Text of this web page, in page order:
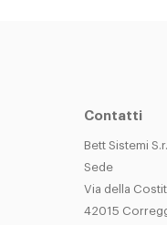
Contatti
Bett Sistemi
Sede
Via della
42015